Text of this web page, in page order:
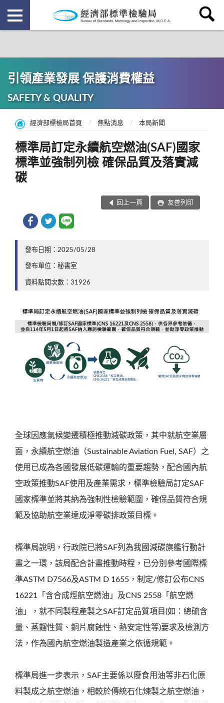
引領產業發展 保護消費權益
SAFETY & QUALITY
經濟部標檢局首頁 焦點消息 本局新聞
標準局訂定永續航空燃油(SAF)國家
標準並強制列檢 確保品質及落實減
碳
回上一頁 友善列印
發布日期：2025/05/28
發布單位：秘書室
資料點閱次數：31926
全球因應氣候變遷積極推動減碳政策，其中就航空業層
面，永續航空燃油（Sustainable Aviation Fuel, SAF）之
使用已成為各國發展低碳運輸的重要趨勢，配合國內航
空政策推動SAF使用及產業需求，標準檢驗局訂定SAF
國家標準並將其納為強制性檢驗範圍，確保品質符合規
範及協助航空業達成淨零碳排政策目標。
標準局說明，行政院已將SAF列為我國減碳旗艦行動計
畫之一環，該局配合計畫推動時程，已分別參考國際標
準ASTM D7566及ASTM D 1655，制定/修訂公布CNS
16221「含合成烴航空燃油」及CNS 2558「航空燃
油」，就不同製程產製之SAF訂定品質項目(如：總硫含
量、蒸餾性質、銅片腐蝕性、熱安定性等)要求及檢測方
法，作為國內航空燃油製造產業之依循規範。
標準局進一步表示，SAF主要係以廢食用油等非石化原
料製成之航空燃油，相較於傳統石化煉製之航空燃油，